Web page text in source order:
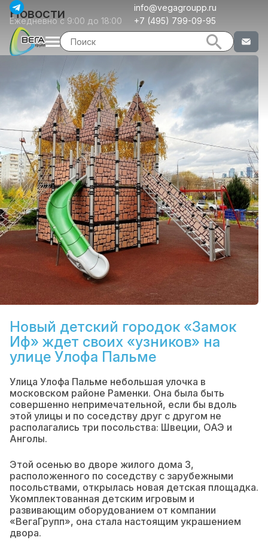
info@vegagroupp.ru
Ежедневно с 9:00 до 18:00
+7 (495) 799-09-95
Новости
Новый детский городок «Замок
Иф» ждет своих «узников» на
улице Улофа Пальме
Улица Улофа Пальме небольшая улочка в
московском районе Раменки. Она была быть
совершенно непримечательной, если бы вдоль
этой улицы и по соседству друг с другом не
располагались три посольства: Швеции, ОАЭ и
Анголы.
Этой осенью во дворе жилого дома 3,
расположенного по соседству с зарубежными
посольствами, открылась новая детская площадка.
Укомплектованная детским игровым и
развивающим оборудованием от компании
«ВегаГрупп», она стала настоящим украшением
двора.